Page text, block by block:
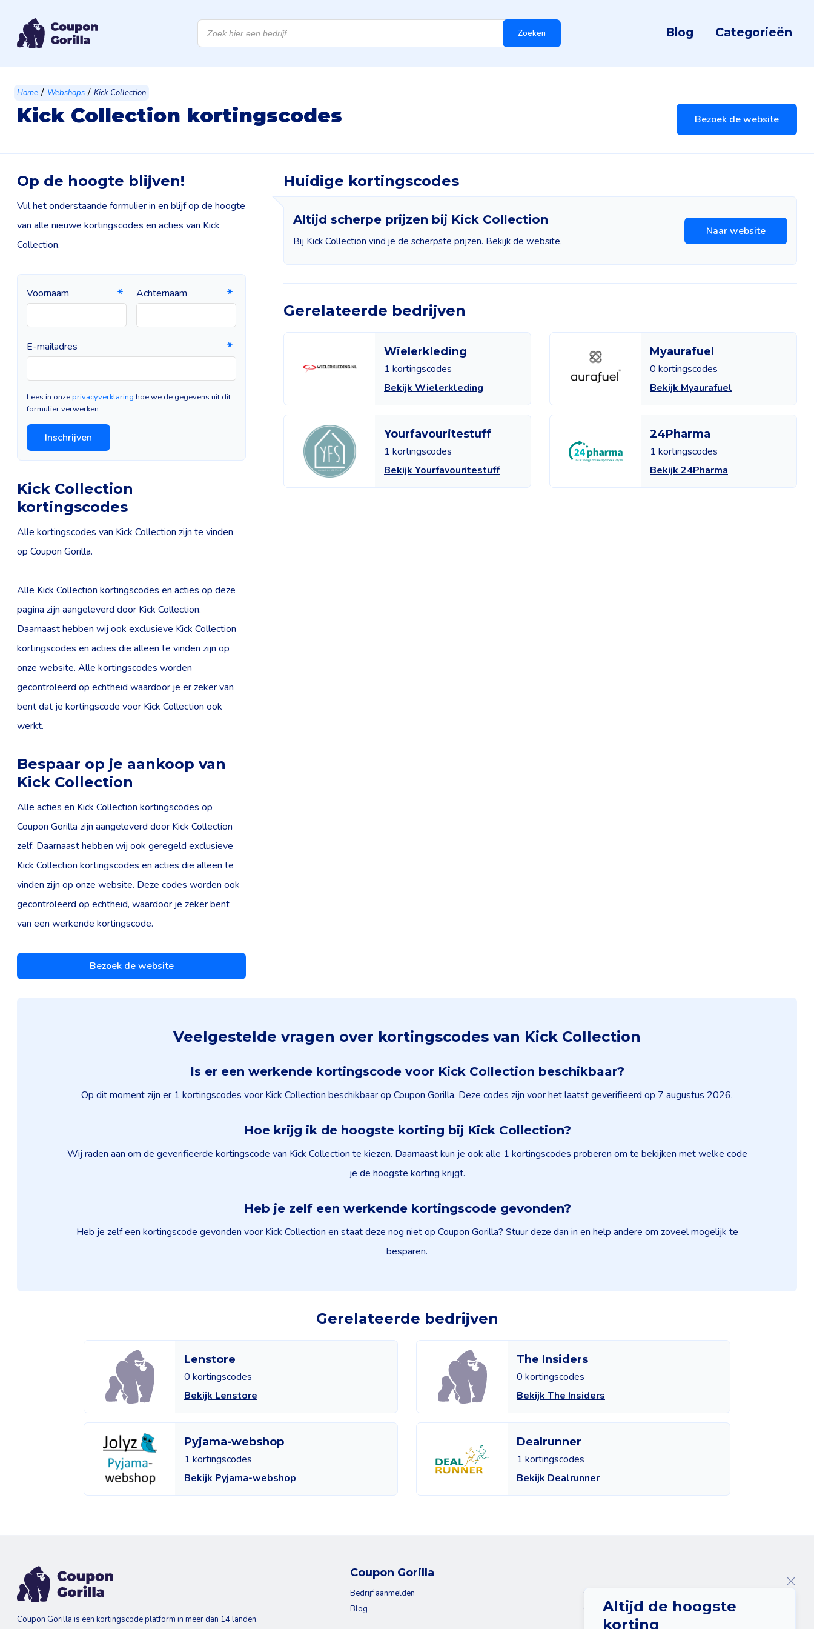
Producten
zoeken Zoeken Blog Categorieën
Home / Webshops / Kick Collection
Kick Collection kortingscodes Bezoek de website
Op de hoogte blijven!
Vul het onderstaande formulier in en blijf op de hoogte
van alle nieuwe kortingscodes en acties van Kick
Collection.
Voornaam Achternaam
E-mailadres
Lees in onzeprivacyverklaring hoe we de gegevens uit dit
formulier verwerken.
Inschrijven
Kick Collection
kortingscodes
Alle kortingscodes van Kick Collection zijn te vinden
op Coupon Gorilla.
Alle Kick Collection kortingscodes en acties op deze
pagina zijn aangeleverd door Kick Collection.
Daarnaast hebben wij ook exclusieve Kick Collection
kortingscodes en acties die alleen te vinden zijn op
onze website. Alle kortingscodes worden
gecontroleerd op echtheid waardoor je er zeker van
bent dat je kortingscode voor Kick Collection ook
werkt.
Bespaar op je aankoop van
Kick Collection
Alle acties en Kick Collection kortingscodes op
Coupon Gorilla zijn aangeleverd door Kick Collection
zelf. Daarnaast hebben wij ook geregeld exclusieve
Kick Collection kortingscodes en acties die alleen te
vinden zijn op onze website. Deze codes worden ook
gecontroleerd op echtheid, waardoor je zeker bent
van een werkende kortingscode.
Bezoek de website
Huidige kortingscodes
Altijd scherpe prijzen bij Kick Collection
Bij Kick Collection vind je de scherpste prijzen. Bekijk de website.
Naar website
Gerelateerde bedrijven
Wielerkleding
1 kortingscodes
Bekijk Wielerkleding
Myaurafuel
0 kortingscodes
Bekijk Myaurafuel
Yourfavouritestuff
1 kortingscodes
Bekijk Yourfavouritestuff
24Pharma
1 kortingscodes
Bekijk 24Pharma
Veelgestelde vragen over kortingscodes van Kick Collection
Is er een werkende kortingscode voor Kick Collection beschikbaar?
Op dit moment zijn er 1 kortingscodes voor Kick Collection beschikbaar op Coupon Gorilla. Deze codes zijn voor het laatst geverifieerd op 7 augustus 2026.
Hoe krijg ik de hoogste korting bij Kick Collection?
Wij raden aan om de geverifieerde kortingscode van Kick Collection te kiezen. Daarnaast kun je ook alle 1 kortingscodes proberen om te bekijken met welke code
je de hoogste korting krijgt.
Heb je zelf een werkende kortingscode gevonden?
Heb je zelf een kortingscode gevonden voor Kick Collection en staat deze nog niet op Coupon Gorilla? Stuur deze dan in en help andere om zoveel mogelijk te
besparen.
Gerelateerde bedrijven
Lenstore
0 kortingscodes
Bekijk Lenstore
The Insiders
0 kortingscodes
Bekijk The Insiders
Pyjama-webshop
1 kortingscodes
Bekijk Pyjama-webshop
Dealrunner
1 kortingscodes
Bekijk Dealrunner
Altijd de hoogste
korting
Coupon Gorilla is een kortingscode platform in meer dan 14 landen.
Coupon Gorilla
Bedrijf aanmelden
Blog
Over ons
Contact